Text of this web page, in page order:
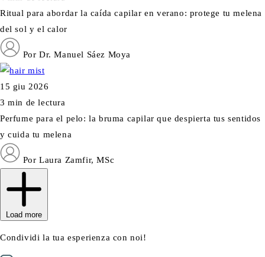
Ritual para abordar la caída capilar en verano: protege tu melena
del sol y el calor
Por Dr. Manuel Sáez Moya
15 giu 2026
3 min de lectura
Perfume para el pelo: la bruma capilar que despierta tus sentidos
y cuida tu melena
Por Laura Zamfir, MSc
Load more
Condividi la tua esperienza con noi!